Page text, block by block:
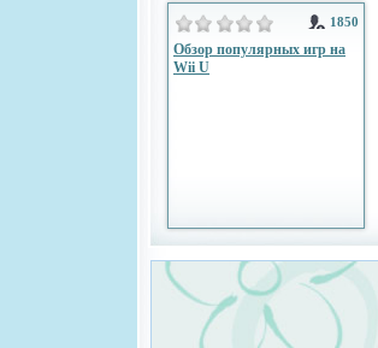
1850
Обзор популярных игр на
Wii U